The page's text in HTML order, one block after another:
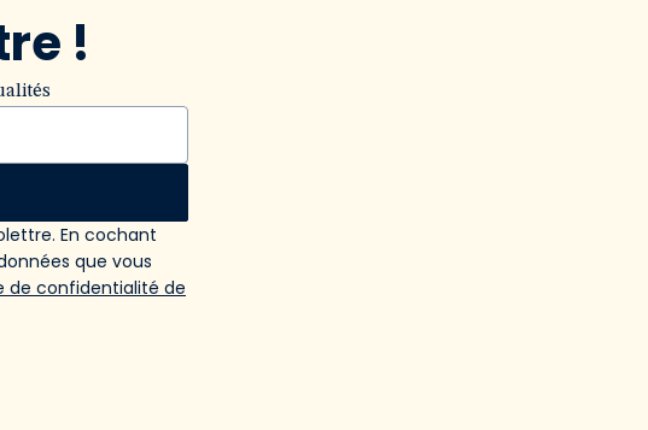
!
En cochant
que vous
de confidentialité de